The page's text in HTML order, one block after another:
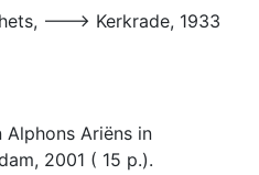
---> Kerkrade, 1933
Alphons Ariëns in
2001 ( 15 p.).